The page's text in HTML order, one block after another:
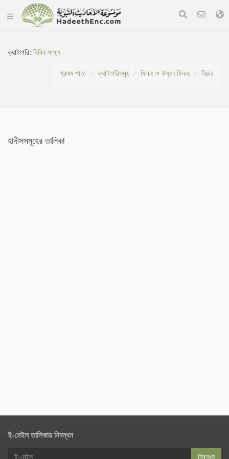
ক্যাটাগরি:বিবিধ সাক্ষ্য
প্রথম পাতা
ক্যাটাগরিসমূহ ফিকহ ও উসূলে ফিকহ বিচার
হাদীসসমূহের তালিকা
ই-মেইল তালিকায় নিবন্ধন